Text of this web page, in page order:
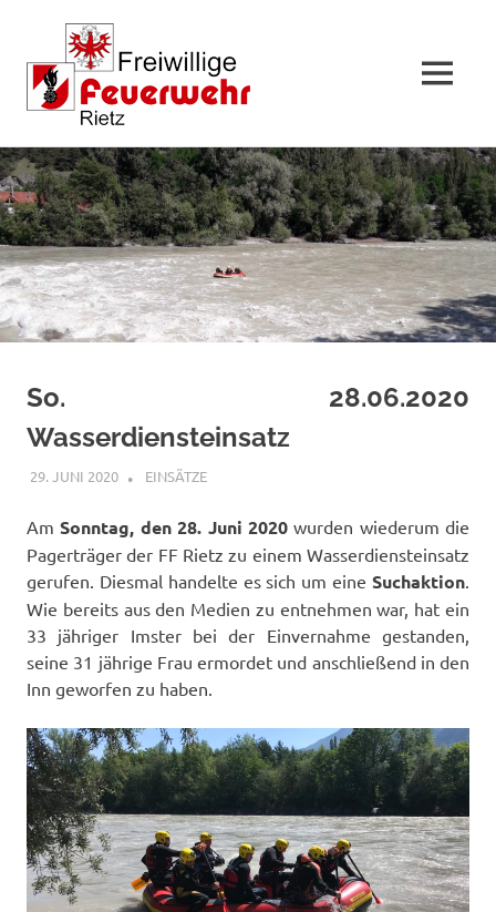
Zum
Inhalt
springen
MENÜ
So. 28.06.2020
Wasserdiensteinsatz
29. JUNI 2020 FFWRIETZ
EINSÄTZE
AmSonntag, den 28. Juni 2020wurden wiederum die
Pagerträger der FF Rietz zu einem Wasserdiensteinsatz
gerufen. Diesmal handelte es sich um eine Suchaktion
Wie bereits aus den Medien zu entnehmen war, hat ein
33 jähriger Imster bei der Einvernahme gestanden,
seine 31 jährige Frau ermordet und anschließend in den
Inn geworfen zu haben.